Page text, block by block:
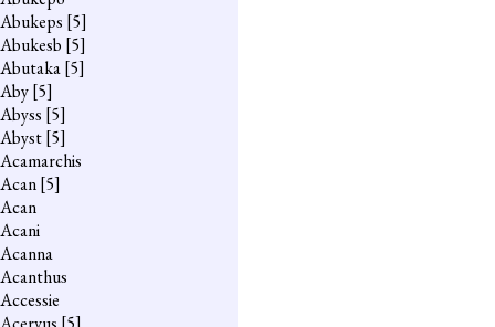
Abukeps [5]
Abukesb [5]
Abutaka[5]
Aby[5]
Abyss [5]
Abyst[5]
Acamarchis
Acan[5]
Acan
Acani
Acanna
Acanthus
Accessie